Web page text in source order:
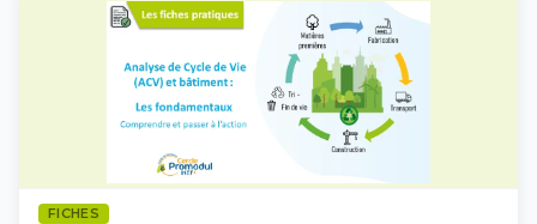
FICHES